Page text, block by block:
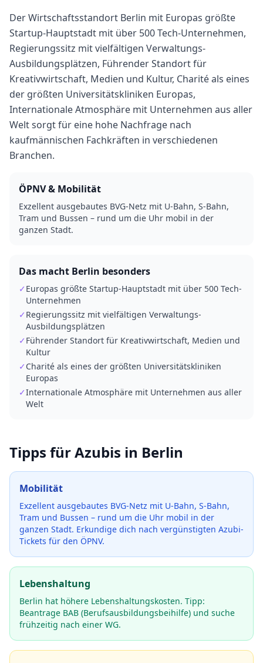
Der Wirtschaftsstandort Berlin mit Europas größte
Startup-Hauptstadt mit über 500 Tech-Unternehmen,
Regierungssitz mit vielfältigen Verwaltungs-
Ausbildungsplätzen, Führender Standort für
Kreativwirtschaft, Medien und Kultur, Charité als eines
der größten Universitätskliniken Europas,
Internationale Atmosphäre mit Unternehmen aus aller
Welt sorgt für eine hohe Nachfrage nach
kaufmännischen Fachkräften in verschiedenen
Branchen.
ÖPNV & Mobilität
Exzellent ausgebautes BVG-Netz mit U-Bahn, S-Bahn,
Tram und Bussen – rund um die Uhr mobil in der
ganzen Stadt.
Das macht Berlin besonders
✓ Europas größte Startup-Hauptstadt mit über 500 Tech-
Unternehmen
✓ Regierungssitz mit vielfältigen Verwaltungs-
Ausbildungsplätzen
✓ Führender Standort für Kreativwirtschaft, Medien und
Kultur
✓ Charité als eines der größten Universitätskliniken
Europas
✓Internationale Atmosphäre mit Unternehmen aus aller
Welt
Tipps für Azubis in Berlin
Mobilität
Exzellent ausgebautes BVG-Netz mit U-Bahn, S-Bahn,
Tram und Bussen – rund um die Uhr mobil in der
ganzen Stadt. Erkundige dich nach vergünstigten Azubi-
Tickets für den ÖPNV.
Lebenshaltung
Berlin hat höhere Lebenshaltungskosten. Tipp:
Beantrage BAB (Berufsausbildungsbeihilfe) und suche
frühzeitig nach einer WG.